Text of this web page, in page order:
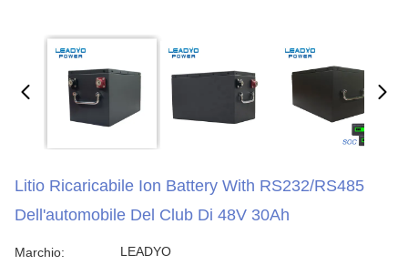
Litio Ricaricabile Ion Battery With RS232/RS485
Dell'automobile Del Club Di 48V 30Ah
Marchio: LEADYO